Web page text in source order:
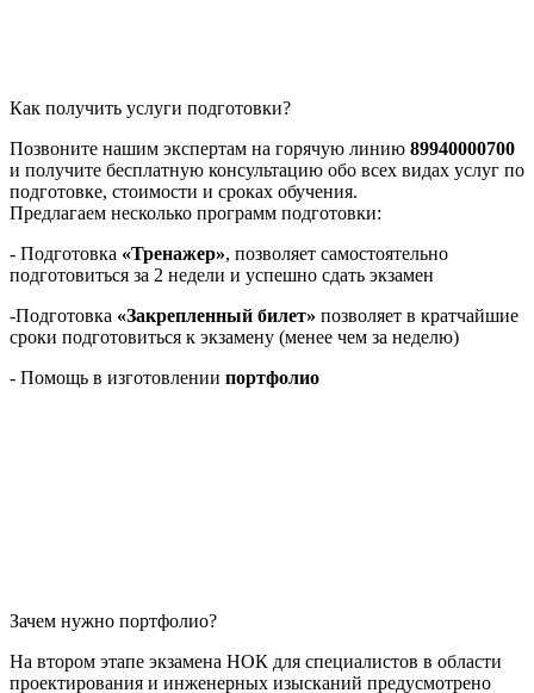
Как получить услуги подготовки?
Позвоните нашим экспертам на горячую линию 89940000700
и получите бесплатную консультацию обо всех видах услуг по
подготовке, стоимости и сроках обучения.
Предлагаем несколько программ подготовки:
- Подготовка «Тренажер», позволяет самостоятельно
подготовиться за 2 недели и успешно сдать экзамен
-Подготовка «Закрепленный билет» позволяет в кратчайшие
сроки подготовиться к экзамену (менее чем за неделю)
- Помощь в изготовлении портфолио
Зачем нужно портфолио?
На втором этапе экзамена НОК для специалистов в области
проектирования и инженерных изысканий предусмотрено